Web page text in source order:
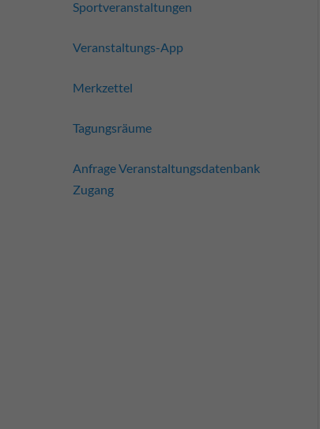
Sportveranstaltungen
Veranstaltungs-App
Merkzettel
Tagungsräume
Anfrage Veranstaltungsdatenbank
Zugang